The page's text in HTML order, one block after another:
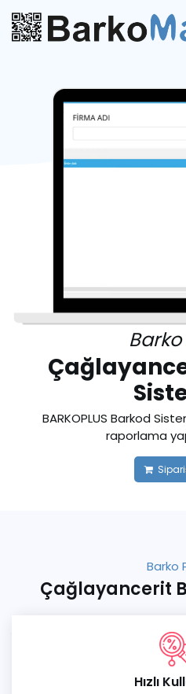
Barko
BARKOPLUS Barkod
raporlama
Barko
Çağlayancerit
Hızlı